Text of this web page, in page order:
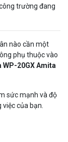
trường đang
nào cần một
phụ thuộc vào
WP-20GX Amita
sức mạnh và độ
của bạn.